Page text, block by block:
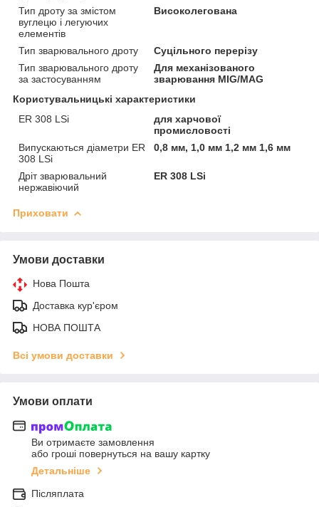
Тип дроту за змістом
вуглецю і легуючих
елементів
Високолегована
Тип зварювального дроту
Суцільного перерізу
Тип зварювального дроту
за застосуванням
Для механізованого
зварювання MIG/MAG
Користувальницькі характеристики
ER 308 LSi
для харчової
промисловості
Випускаються діаметри ER
308 LSi
0,8 мм, 1,0 мм 1,2 мм 1,6 мм
Дріт зварювальний
нержавіючий
ER 308 LSi
Приховати
Умови доставки
Нова Пошта
Доставка кур'єром
НОВА ПОШТА
Всі умови доставки
Умови оплати
Ви отримаєте замовлення
або гроші повернуться на вашу картку
Детальніше
Післяплата